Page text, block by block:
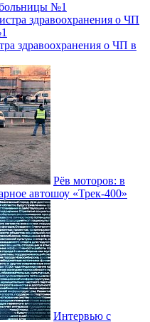
больницы №1
здравоохранения о ЧП в
Рёв моторов: в
автошоу «Трек-400»
Интервью с